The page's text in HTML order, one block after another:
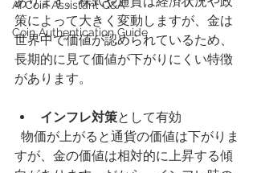
AI Coin Assistant Q&A
Coin Authentication Guide
策によって大きく変動しますが、金は
世界中で価値が認められているため、
長期的に見て価値が下がりにくい特徴
があります。
インフレ対策として有効
すが、金の価値は相対的に上昇する傾